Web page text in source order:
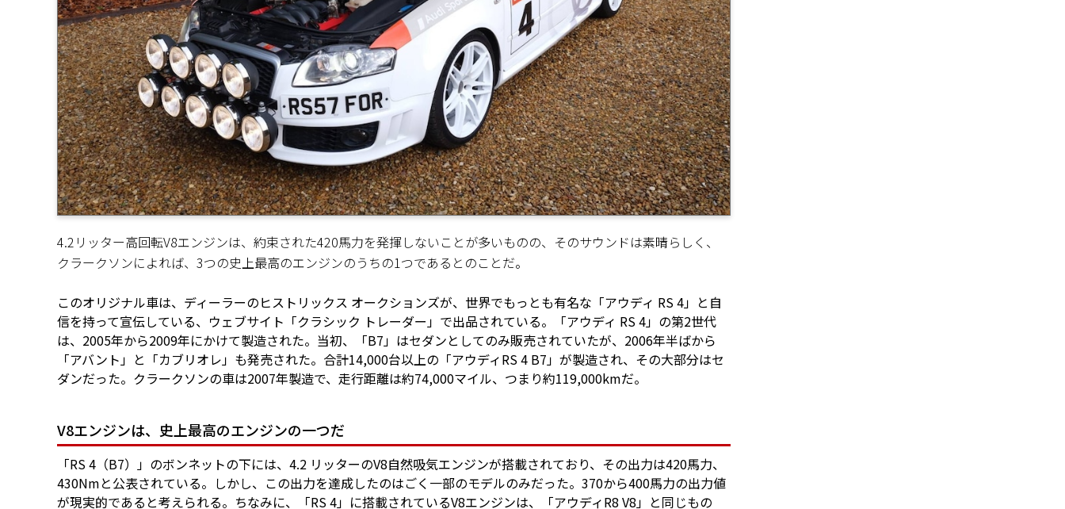
4.2リッター高回転V8エンジンは、約束された420馬力を発揮しないことが多いものの、そのサウンドは素晴らしく、
クラークソンによれば、3つの史上最高のエンジンのうちの1つであるとのことだ。
このオリジナル車は、ディーラーのヒストリックス オークションズが、世界でもっとも有名な「アウディ RS 4」と自
信を持って宣伝している、ウェブサイト「クラシック トレーダー」で出品されている。「アウディ RS 4」の第2世代
は、2005年から2009年にかけて製造された。当初、「B7」はセダンとしてのみ販売されていたが、2006年半ばから
「アバント」と「カブリオレ」も発売された。合計14,000台以上の「アウディRS 4 B7」が製造され、その大部分はセ
ダンだった。クラークソンの車は2007年製造で、走行距離は約74,000マイル、つまり約119,000kmだ。
V8エンジンは、史上最高のエンジンの一つだ
「RS 4（B7）」のボンネットの下には、4.2 リッターのV8自然吸気エンジンが搭載されており、その出力は420馬力、
430Nmと公表されている。しかし、この出力を達成したのはごく一部のモデルのみだった。370から400馬力の出力値
が現実的であると考えられる。ちなみに、「RS 4」に搭載されているV8エンジンは、「アウディR8 V8」と同じもの